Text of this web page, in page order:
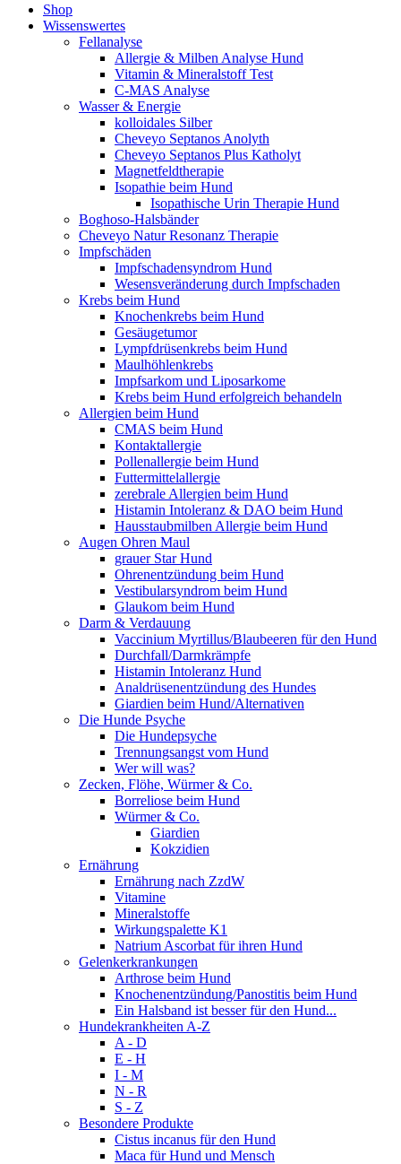
Shop
Wissenswertes
Fellanalyse
Allergie & Milben Analyse Hund
Vitamin & Mineralstoff Test
C-MAS Analyse
Wasser & Energie
kolloidales Silber
Cheveyo Septanos Anolyth
Cheveyo Septanos Plus Katholyt
Magnetfeldtherapie
Isopathie beim Hund
Isopathische Urin Therapie Hund
Boghoso-Halsbänder
Cheveyo Natur Resonanz Therapie
Impfschäden
Impfschadensyndrom Hund
Wesensveränderung durch Impfschaden
Krebs beim Hund
Knochenkrebs beim Hund
Gesäugetumor
Lympfdrüsenkrebs beim Hund
Maulhöhlenkrebs
Impfsarkom und Liposarkome
Krebs beim Hund erfolgreich behandeln
Allergien beim Hund
CMAS beim Hund
Kontaktallergie
Pollenallergie beim Hund
Futtermittelallergie
zerebrale Allergien beim Hund
Histamin Intoleranz & DAO beim Hund
Hausstaubmilben Allergie beim Hund
Augen Ohren Maul
grauer Star Hund
Ohrenentzündung beim Hund
Vestibularsyndrom beim Hund
Glaukom beim Hund
Darm & Verdauung
Vaccinium Myrtillus/Blaubeeren für den Hund
Durchfall/Darmkrämpfe
Histamin Intoleranz Hund
Analdrüsenentzündung des Hundes
Giardien beim Hund/Alternativen
Die Hunde Psyche
Die Hundepsyche
Trennungsangst vom Hund
Wer will was?
Zecken, Flöhe, Würmer & Co.
Borreliose beim Hund
Würmer & Co.
Giardien
Kokzidien
Ernährung
Ernährung nach ZzdW
Vitamine
Mineralstoffe
Wirkungspalette K1
Natrium Ascorbat für ihren Hund
Gelenkerkrankungen
Arthrose beim Hund
Knochenentzündung/Panostitis beim Hund
Ein Halsband ist besser für den Hund...
Hundekrankheiten A-Z
A - D
E - H
I - M
N - R
S - Z
Besondere Produkte
Cistus incanus für den Hund
Maca für Hund und Mensch